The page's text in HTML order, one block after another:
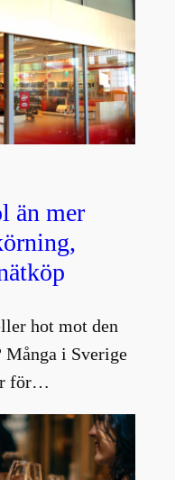
än mer
hot mot den
i Sverige
för…